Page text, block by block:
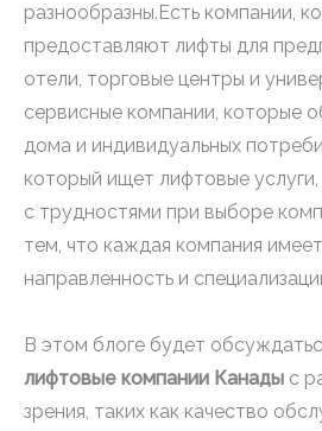
разнообразны.Есть компании,
предоставляют лифты для
отели, торговые центры и
сервисные компании, которые
дома и индивидуальных
который ищет лифтовые
с трудностями при выборе
тем, что каждая компания
направленность и
В этом блоге будет
лифтовые компании Канады с
зрения, таких как качество